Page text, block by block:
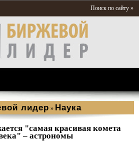
Поиск по сайту »
лидер » Наука
"самая красивая комета
– астрономы